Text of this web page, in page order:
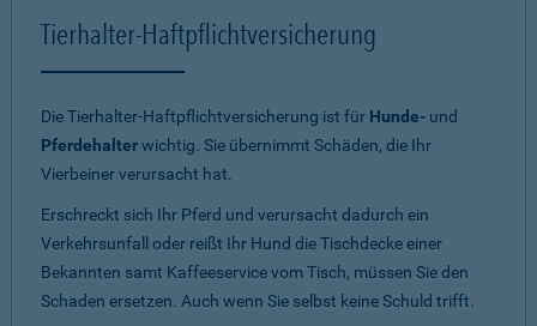
Tierhalter-Haftpflichtversicherung
Die Tierhalter-Haftpflichtversicherung ist für Hunde- und
Pferdehalterwichtig. Sie übernimmt Schäden, die Ihr
Vierbeiner verursacht hat.
Erschreckt sich Ihr Pferd und verursacht dadurch ein
Verkehrsunfall oder reißt Ihr Hund die Tischdecke einer
Bekannten samt Kaffeeservice vom Tisch, müssen Sie den
Schaden ersetzen. Auch wenn Sie selbst keine Schuld trifft.